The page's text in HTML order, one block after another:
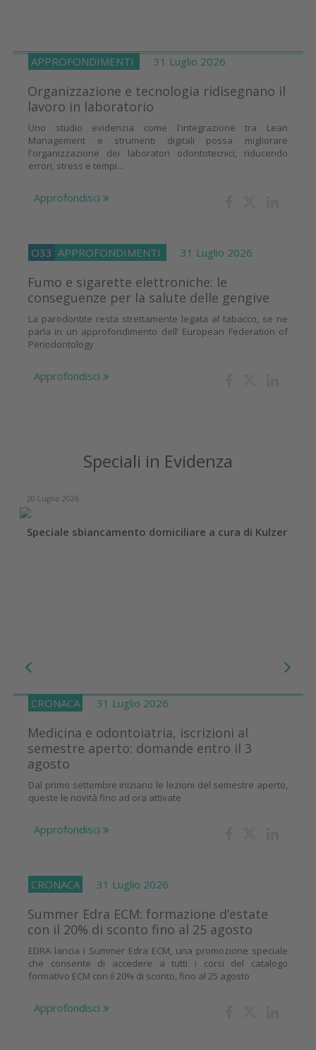
APPROFONDIMENTI 31 Luglio 2026
Organizzazione e tecnologia ridisegnano il
lavoro in laboratorio
Uno studio evidenzia come l'integrazione tra Lean
Management e strumenti digitali possa migliorare
l'organizzazione dei laboratori odontotecnici, riducendo
errori, stress e tempi...
Approfondisci
O33 APPROFONDIMENTI 31 Luglio 2026
Fumo e sigarette elettroniche: le
conseguenze per la salute delle gengive
La parodontite resta strettamente legata al tabacco, se ne
parla in un approfondimento dell’ European Federation of
Periodontology
Approfondisci
Speciali in Evidenza
20 Luglio 2026
Speciale sbiancamento domiciliare a cura di Kulzer
CRONACA 31 Luglio 2026
Medicina e odontoiatria, iscrizioni al
semestre aperto: domande entro il 3
agosto
Dal primo settembre iniziano le lezioni del semestre aperto,
queste le novità fino ad ora attivate
Approfondisci
CRONACA 31 Luglio 2026
Summer Edra ECM: formazione d’estate
con il 20% di sconto fino al 25 agosto
EDRA lancia i Summer Edra ECM, una promozione speciale
che consente di accedere a tutti i corsi del catalogo
formativo ECM con il 20% di sconto, fino al 25 agosto
Approfondisci